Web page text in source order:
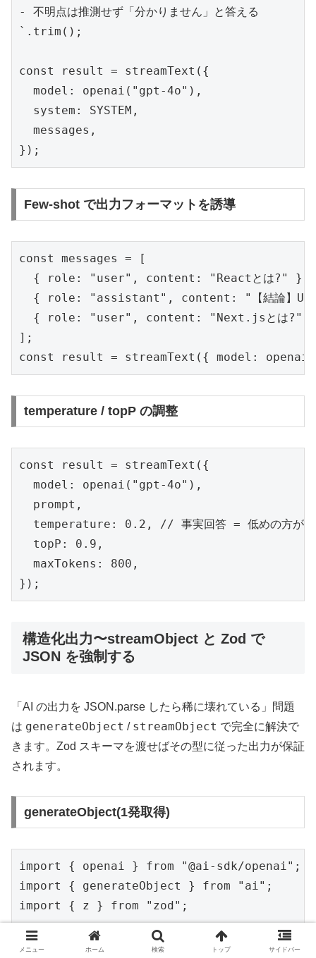
- 不明点は推測せず「分かりません」と答える
`.trim();
const result = streamText({
  model: openai("gpt-4o"),
  system: SYSTEM,
  messages,
});
Few-shot で出力フォーマットを誘導
const messages = [
  { role: "user", content: "Reactとは?" },
{ role: "assistant", content: "【結論】UI
{ role: "user", content: "Next.jsとは?" },
];
const result = streamText({ model:
temperature / topP の調整
const result = streamText({
  model: openai("gpt-4o"),
  prompt,
temperature: 0.2, // 事実回答 = 低めの方が
  topP: 0.9,
  maxTokens: 800,
});
構造化出力〜streamObject と Zod で
JSON を強制する
「AI の出力を JSON.parse したら稀に壊れている」問題
は generateObject / streamObject で完全に解決で
きます。Zod スキーマを渡せばその型に従った出力が保証
されます。
generateObject(1発取得)
import { openai } from "@ai-sdk/openai";
import { generateObject } from "ai";
import { z } from "zod";
const RecipeSchema = z.object({
メニュー ホーム 検索 トップ サイドバー